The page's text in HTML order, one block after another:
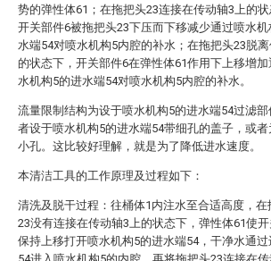
势的弹性体61；在拖把头23连接在传动轴3上的状
开关部件6被拖把头23下压而下移减少通过喷水
水端54对喷水机构5内腔的补水；在拖把头23脱
的状态下，开关部件6在弹性体61作用下上移增
水机构5的进水端54对喷水机构5内腔的补水。
流量限制结构为设于喷水机构5的进水端54过滤
者设于喷水机构5的进水端54带细孔的盖子，或
小孔。这比较好理解，就是为了降低进水速度。
本清洁工具的工作原理及过程如下：
清洗及脱干过程：往桶体1内注水至合适高度，在
23没有连接在传动轴3上的状态下，弹性体61使
保持上移打开喷水机构5的进水端54，干净水通